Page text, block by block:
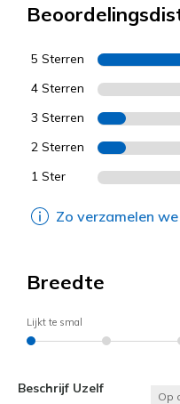
5 Sterren
4 Sterren
3 Sterren
2 Sterren
1 Ster
Zo verzamelen
Breedte
Lijkt te smal
Beschrijf Uzelf
Op